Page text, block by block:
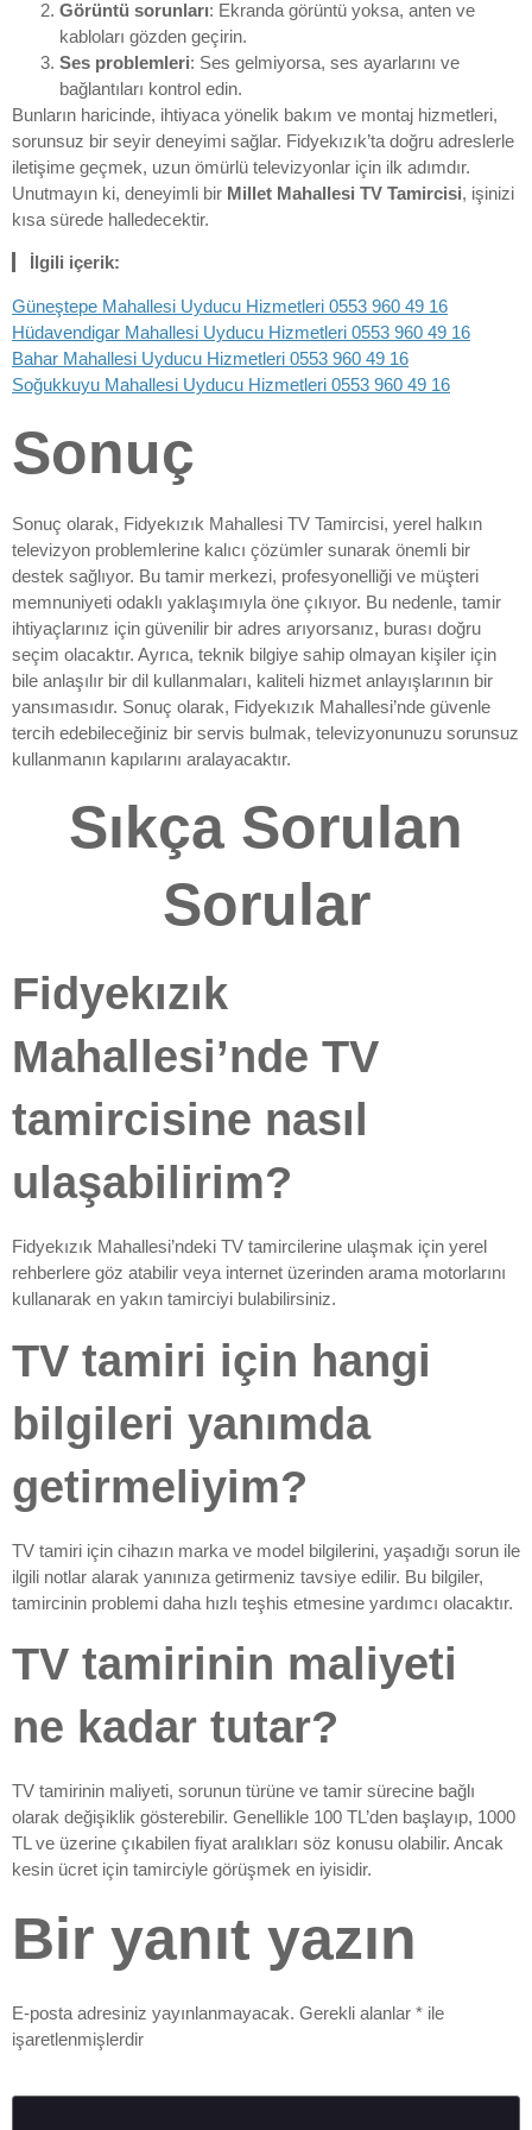
Görüntü sorunları: Ekranda görüntü yoksa, anten ve
kabloları gözden geçirin.
Ses problemleri: Ses gelmiyorsa, ses ayarlarını ve
bağlantıları kontrol edin.
Bunların haricinde, ihtiyaca yönelik bakım ve montaj hizmetleri,
sorunsuz bir seyir deneyimi sağlar. Fidyekızık’ta doğru adreslerle
iletişime geçmek, uzun ömürlü televizyonlar için ilk adımdır.
Unutmayın ki, deneyimli bir Millet Mahallesi TV Tamircisi, işinizi
kısa sürede halledecektir.
İlgili içerik:
Güneştepe Mahallesi Uyducu Hizmetleri 0553 960 49 16
Hüdavendigar Mahallesi Uyducu Hizmetleri 0553 960 49 16
Bahar Mahallesi Uyducu Hizmetleri 0553 960 49 16
Soğukkuyu Mahallesi Uyducu Hizmetleri 0553 960 49 16
Sonuç
Sonuç olarak, Fidyekızık Mahallesi TV Tamircisi, yerel halkın
televizyon problemlerine kalıcı çözümler sunarak önemli bir
destek sağlıyor. Bu tamir merkezi, profesyonelliği ve müşteri
memnuniyeti odaklı yaklaşımıyla öne çıkıyor. Bu nedenle, tamir
ihtiyaçlarınız için güvenilir bir adres arıyorsanız, burası doğru
seçim olacaktır. Ayrıca, teknik bilgiye sahip olmayan kişiler için
bile anlaşılır bir dil kullanmaları, kaliteli hizmet anlayışlarının bir
yansımasıdır. Sonuç olarak, Fidyekızık Mahallesi’nde güvenle
tercih edebileceğiniz bir servis bulmak, televizyonunuzu sorunsuz
kullanmanın kapılarını aralayacaktır.
Sıkça Sorulan
Sorular
Fidyekızık
Mahallesi’nde TV
tamircisine nasıl
ulaşabilirim?
Fidyekızık Mahallesi’ndeki TV tamircilerine ulaşmak için yerel
rehberlere göz atabilir veya internet üzerinden arama motorlarını
kullanarak en yakın tamirciyi bulabilirsiniz.
TV tamiri için hangi
bilgileri yanımda
getirmeliyim?
TV tamiri için cihazın marka ve model bilgilerini, yaşadığı sorun ile
ilgili notlar alarak yanınıza getirmeniz tavsiye edilir. Bu bilgiler,
tamircinin problemi daha hızlı teşhis etmesine yardımcı olacaktır.
TV tamirinin maliyeti
ne kadar tutar?
TV tamirinin maliyeti, sorunun türüne ve tamir sürecine bağlı
olarak değişiklik gösterebilir. Genellikle 100 TL’den başlayıp, 1000
TL ve üzerine çıkabilen fiyat aralıkları söz konusu olabilir. Ancak
kesin ücret için tamirciyle görüşmek en iyisidir.
Bir yanıt yazın
E-posta adresiniz yayınlanmayacak. Gerekli alanlar * ile
işaretlenmişlerdir